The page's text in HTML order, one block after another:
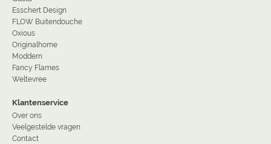
Esschert Design
FLOW Buitendouche
Oxious
Originalhome
Moddern
Fancy Flames
Weltevree
Klantenservice
Over ons
Veelgestelde vragen
Contact